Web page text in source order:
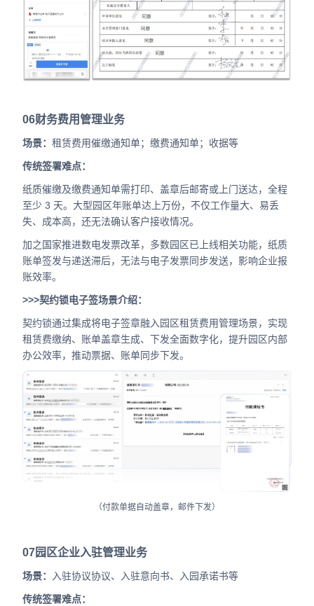
06财务费用管理业务
场景： 租赁费用催缴通知单；缴费通知单；收据等
传统签署难点：
纸质催缴及缴费通知单需打印、盖章后邮寄或上门送达，全程
至少 3 天。大型园区年账单达上万份，不仅工作量大、易丢
失、成本高，还无法确认客户接收情况。
加之国家推进数电发票改革，多数园区已上线相关功能，纸质
账单签发与递送滞后，无法与电子发票同步发送，影响企业报
账效率。
>>>契约锁电子签场景介绍：
契约锁通过集成将电子签章融入园区租赁费用管理场景，实现
租赁费缴纳、账单盖章生成、下发全面数字化，提升园区内部
办公效率，推动票据、账单同步下发。
（付款单据自动盖章，邮件下发）
07园区企业入驻管理业务
场景： 入驻协议协议、入驻意向书、入园承诺书等
传统签署难点：